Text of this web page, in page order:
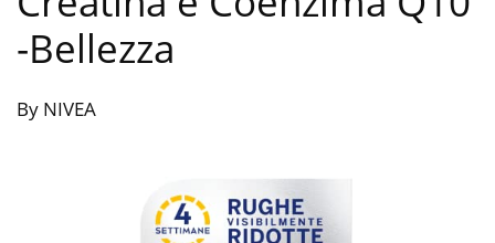
-Bellezza
By NIVEA